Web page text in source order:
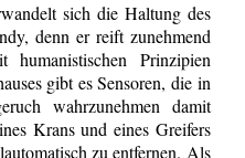
sich die Haltung des
denn er reift zunehmend
Prinzipien
gibt es Sensoren, die in
wahrzunehmen damit
Krans und eines Greifers
zu entfernen. Als